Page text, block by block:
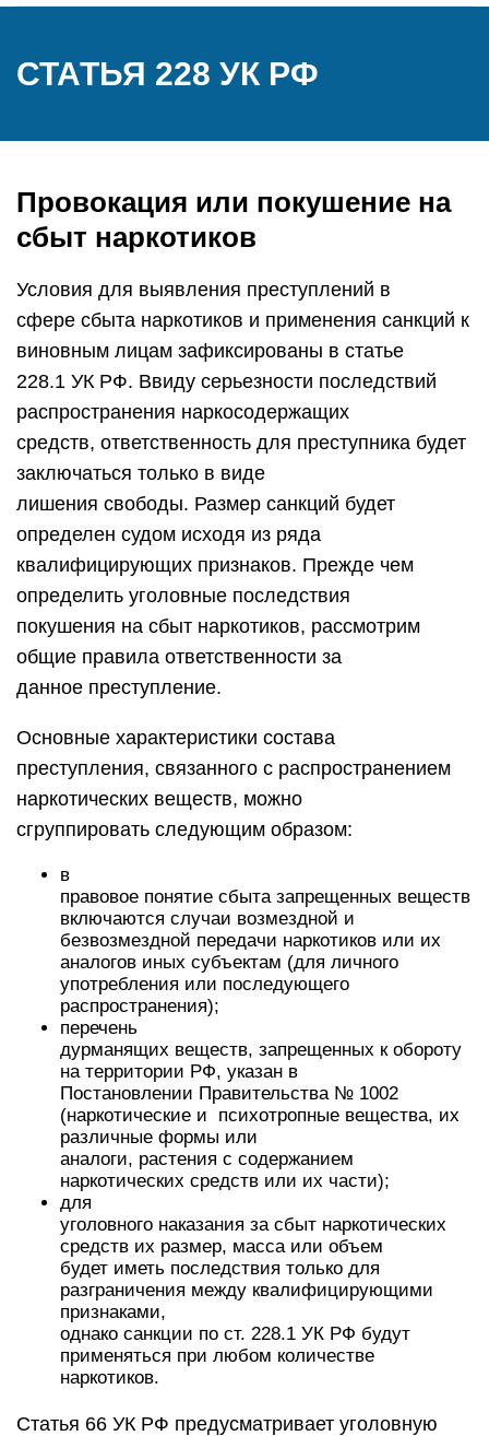
СТАТЬЯ 228 УК РФ
Провокация или покушение на
сбыт наркотиков
Условия для выявления преступлений в
сфере сбыта наркотиков и применения санкций к
виновным лицам зафиксированы в статье
228.1 УК РФ. Ввиду серьезности последствий
распространения наркосодержащих
средств, ответственность для преступника будет
заключаться только в виде
лишения свободы. Размер санкций будет
определен судом исходя из ряда
квалифицирующих признаков. Прежде чем
определить уголовные последствия
покушения на сбыт наркотиков, рассмотрим
общие правила ответственности за
данное преступление.
Основные характеристики состава
преступления, связанного с распространением
наркотических веществ, можно
сгруппировать следующим образом:
в
правовое понятие сбыта запрещенных веществ
включаются случаи возмездной и
безвозмездной передачи наркотиков или их
аналогов иных субъектам (для личного
употребления или последующего
распространения);
перечень
дурманящих веществ, запрещенных к обороту
на территории РФ, указан в
Постановлении Правительства № 1002
(наркотические и психотропные вещества, их
различные формы или
аналоги, растения с содержанием
наркотических средств или их части);
для
уголовного наказания за сбыт наркотических
средств их размер, масса или объем
будет иметь последствия только для
разграничения между квалифицирующими
признаками,
однако санкции по ст. 228.1 УК РФ будут
применяться при любом количестве
наркотиков.
Статья 66 УК РФ предусматривает уголовную